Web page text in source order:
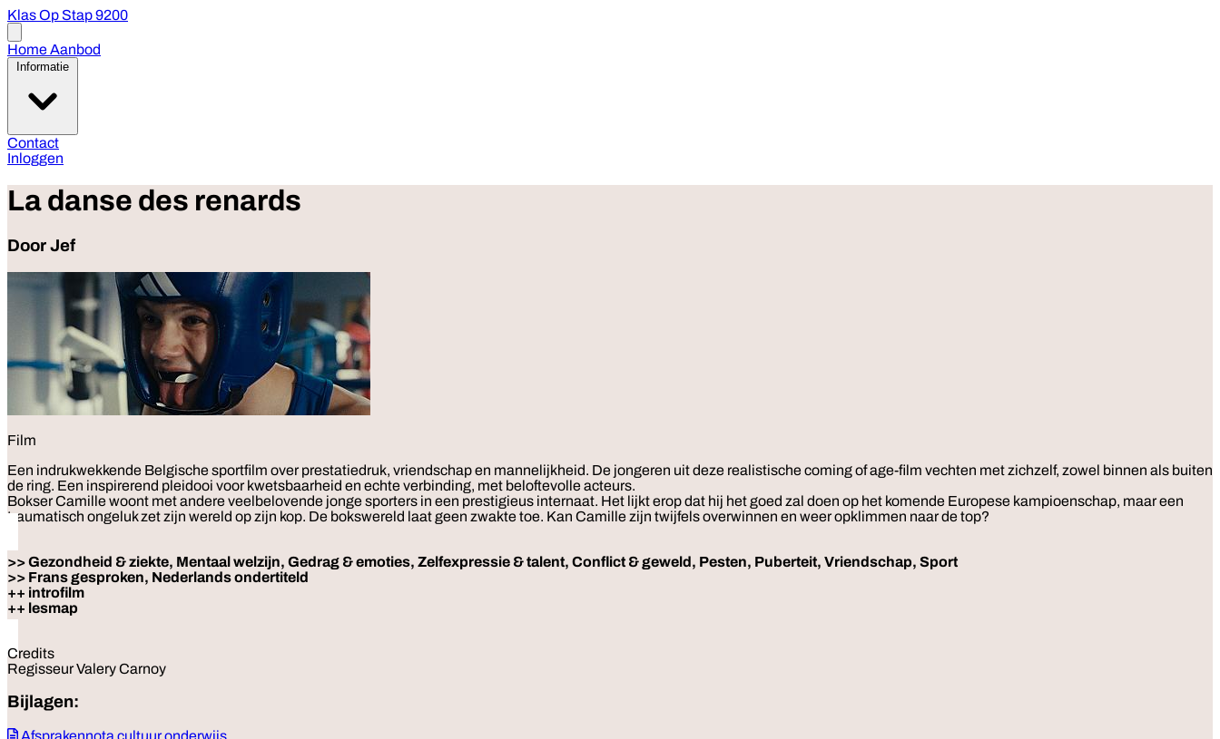
Klas Op Stap 9200
menu
HomeAanbod
Informatie
Contact
Inloggen
La danse des renards
Door Jef
Film
Een indrukwekkende Belgische sportfilm over prestatiedruk, vriendschap en mannelijkheid. De jongeren uit deze realistische coming of age-film vechten met zichzelf, zowel binnen als buiten
de ring. Een inspirerend pleidooi voor kwetsbaarheid en echte verbinding, met beloftevolle acteurs.
Bokser Camille woont met andere veelbelovende jonge sporters in een prestigieus internaat. Het lijkt erop dat hij het goed zal doen op het komende Europese kampioenschap, maar een
traumatisch ongeluk zet zijn wereld op zijn kop. De bokswereld laat geen zwakte toe. Kan Camille zijn twijfels overwinnen en weer opklimmen naar de top?
>> Gezondheid & ziekte, Mentaal welzijn, Gedrag & emoties, Zelfexpressie & talent, Conflict & geweld, Pesten, Puberteit, Vriendschap, Sport
>> Frans gesproken, Nederlands ondertiteld
++ introfilm
++ lesmap
Credits
Regisseur Valery Carnoy
Bijlagen:
Afsprakennota cultuur onderwijs